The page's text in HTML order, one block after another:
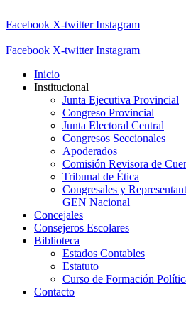
Facebook X-twitter Instagram
Facebook X-twitter Instagram
Inicio
Institucional
Junta Ejecutiva Provincial
Congreso Provincial
Junta Electoral Central
Congresos Seccionales
Apoderados
Comisión Revisora de
Tribunal de Ética
Congresales y
GEN Nacional
Concejales
Consejeros Escolares
Biblioteca
Estados Contables
Estatuto
Curso de Formación
Contacto